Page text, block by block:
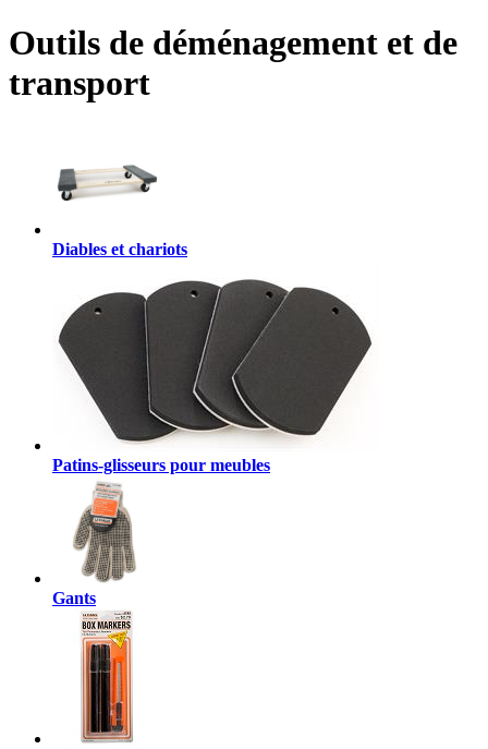
Outils de déménagement et de
transport
Diables et chariots
Patins-glisseurs pour meubles
Gants